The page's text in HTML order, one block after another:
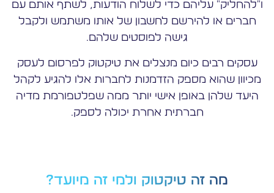
ו"להחליק" עליהם כדי לשלוח הודעות, לשתף אותם עם
חברים או להירשם לחשבון של אותו משתמש ולקבל
גישה לפוסטים שלהם.
עסקים רבים כיום מנצלים את טיקטוק לפרסום לעסק
מכיוון שהוא מספק הזדמנות לחברות אלו להגיע לקהל
היעד שלהן באופן אישי יותר ממה שפלטפורמת מדיה
חברתית אחרת יכולה לספק.
מה זה טיקטוק ולמי זה מיועד?